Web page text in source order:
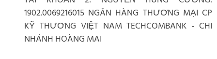
1902.0069216015 NGÂN HÀNG THƯƠNG MẠI CP
KỸ THƯƠNG VIỆT NAM TECHCOMBANK - CHI
NHÁNH HOÀNG MAI